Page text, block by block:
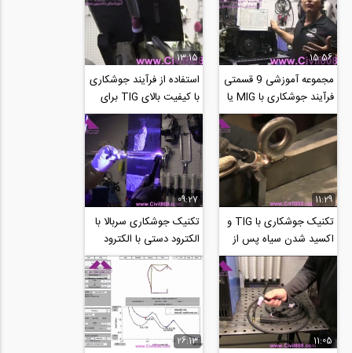
15:56
مجموعه آموزشی 9 قسمتی
فرآیند جوشکاری با MIG یا
گاز محافظ بخش اول اصول
و مبانی...
13:15
استفاده از فرآیند جوشکاری
با کیفیت بالای TIG برای
جوش پاس ریشه دو ورق
پخ خورده...
11:29
تکنیک جوشکاری با TIG و
اکسید شدن سیاه پس از
انجام جوش از طرف
welding tips and...
09:27
تکنیک جوشکاری سربالا با
الکترود دستی با الکترود
7018 و فرآیند TIG از
طرف...
11:05
26:13